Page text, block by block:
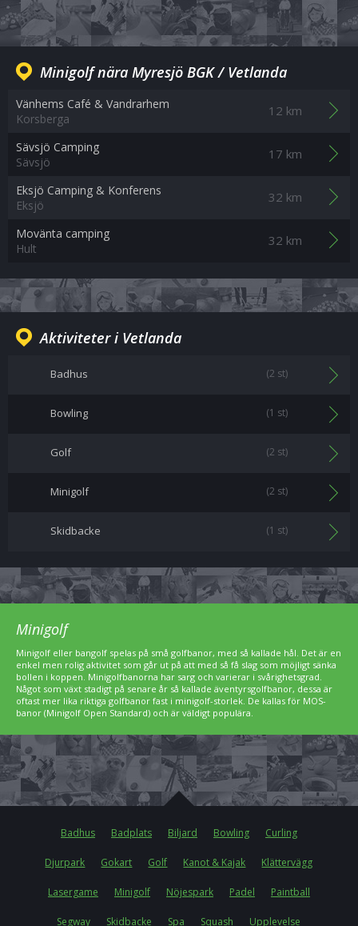
Minigolf nära Myresjö BGK / Vetlanda
Vänhems Café & Vandrarhem
Korsberga
12 km
Sävsjö Camping
Sävsjö
17 km
Eksjö Camping & Konferens
Eksjö
32 km
Movänta camping
Hult
32 km
Aktiviteter i Vetlanda
Badhus (2 st)
Bowling (1 st)
Golf (2 st)
Minigolf (2 st)
Skidbacke (1 st)
Minigolf
Minigolf eller bangolf spelas på små golfbanor, med så kallade hål. Det är en
enkel men rolig aktivitet som går ut på att med så få slag som möjligt sänka
bollen i koppen. Minigolfbanorna har sarg och varierar i svårighetsgrad.
Något som växt stadigt på senare år så kallade äventyrsgolfbanor, dessa är
oftast mer lika riktiga golfbanor fast i minigolf-storlek. De kallas för MOS-
banor (Minigolf Open Standard) och är väldigt populära.
Badhus Badplats Biljard Bowling Curling
Djurpark Gokart Golf Kanot & Kajak Klättervägg
Lasergame Minigolf Nöjespark Padel Paintball
Segway Skidbacke Spa Squash Upplevelse